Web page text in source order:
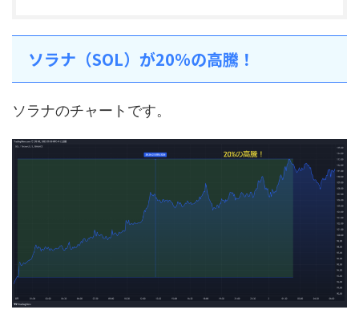
ソラナ（SOL）が20%の高騰！
ソラナのチャートです。